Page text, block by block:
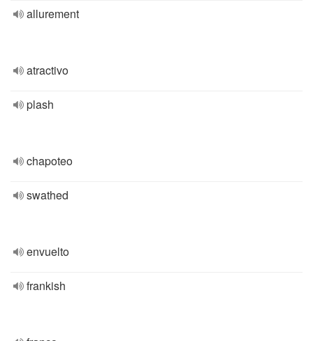
allurement
atractivo
plash
chapoteo
swathed
envuelto
frankish